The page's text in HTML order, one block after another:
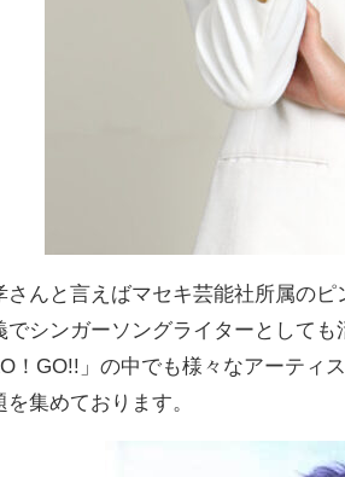
さんと言えばマセキ芸能社所属のピ
でシンガーソングライターとして
！GO!!」の中でも様々なアーティ
を集めております。